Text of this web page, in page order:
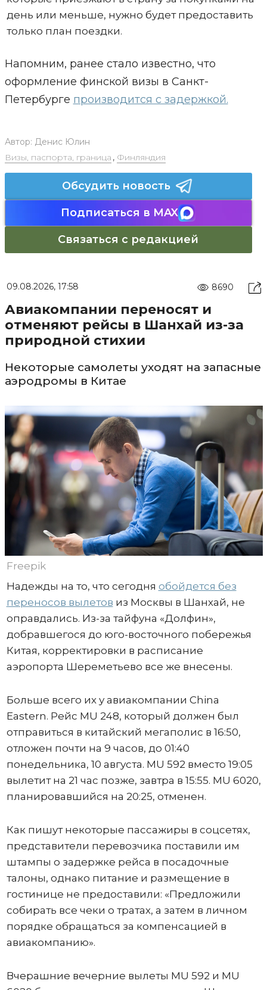
день или меньше, нужно будет предоставить
только план поездки.
Напомним, ранее стало известно, что
оформление финской визы в Санкт-
Петербурге производится с задержкой.
Автор: Денис Юлин
Визы, паспорта, граница , Финляндия
Обсудить новость
Подписаться в MAX
Связаться с редакцией
09.08.2026, 17:58 8690
Авиакомпании переносят и
отменяют рейсы в Шанхай из-за
природной стихии
Некоторые самолеты уходят на запасные
аэродромы в Китае
Freepik
Надежды на то, что сегодня обойдется без
переносов вылетов из Москвы в Шанхай, не
оправдались. Из-за тайфуна «Долфин»,
добравшегося до юго-восточного побережья
Китая, корректировки в расписание
аэропорта Шереметьево все же внесены.
Больше всего их у авиакомпании China
Eastern. Рейс MU 248, который должен был
отправиться в китайский мегаполис в 16:50,
отложен почти на 9 часов, до 01:40
понедельника, 10 августа. MU 592 вместо 19:05
вылетит на 21 час позже, завтра в 15:55. MU 6020,
планировавшийся на 20:25, отменен.
Как пишут некоторые пассажиры в соцсетях,
представители перевозчика поставили им
штампы о задержке рейса в посадочные
талоны, однако питание и размещение в
гостинице не предоставили: «Предложили
собирать все чеки о тратах, а затем в личном
порядке обращаться за компенсацией в
авиакомпанию».
Вчерашние вечерние вылеты MU 592 и MU